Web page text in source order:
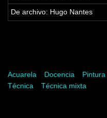
De archivo: Hugo Nantes
Acuarela Docencia
Técnica
Técnica mixta